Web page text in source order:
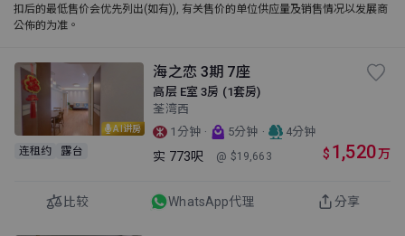
扣后的最低售价会优先列出(如有)), 有关售价的单位供应量及销售情况以发展商
公佈的为准。
AI讲房
连租约 露台
海之恋 3期 7座
高层 E室 3房 (1套房)
荃湾西
1分钟 · 5分钟 · 4分钟
实 773呎 @ $19,663 $ 1,520万
比较 WhatsApp代理 分享